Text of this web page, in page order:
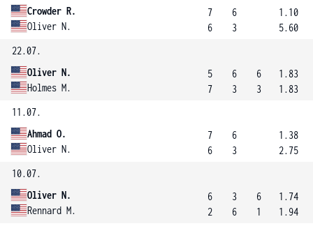
Crowder R.
Oliver N.
7
6
6
3
1.10
5.60
22.07.
Oliver N.
Holmes M.
5
7
6
3
6
3
1.83
1.83
11.07.
Ahmad O.
Oliver N.
7
6
6
3
1.38
2.75
10.07.
Oliver N.
Rennard M.
6
2
3
6
6
1
1.74
1.94